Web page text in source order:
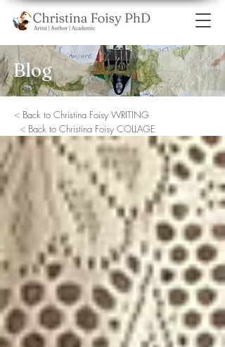
Blog
< Back to Christina Foisy WRITING
< Back to Christina Foisy COLLAGE